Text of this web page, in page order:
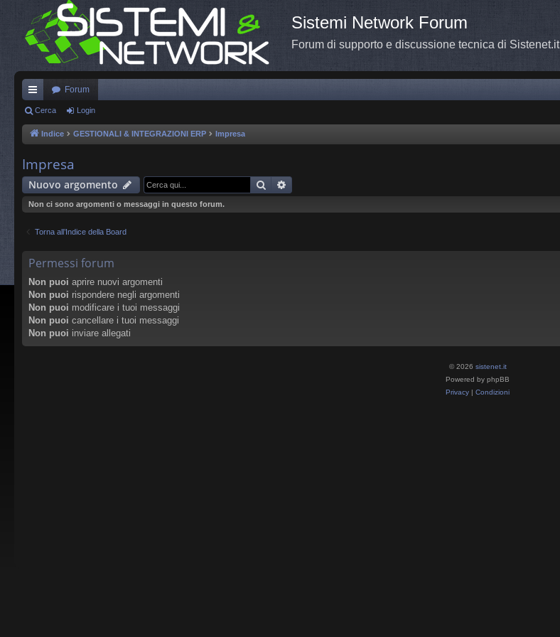
Sistemi Network Forum
Forum di supporto e discussione tecnica di Sistenet.it
oll
eg
m
en
ap
idi
Forum
Cerca Login
Indice GESTIONALI & INTEGRAZIONI ERP Impresa
Impresa
Nuovo argomento Cerca
Non ci sono argomenti o messaggi in questo forum.
Torna all’Indice della Board
Permessi forum
Non puoi aprire nuovi argomenti
Non puoi rispondere negli argomenti
Non puoi modificare i tuoi messaggi
Non puoi cancellare i tuoi messaggi
Non puoi inviare allegati
© 2026 sistenet.it
Powered by phpBB
Privacy | Condizioni